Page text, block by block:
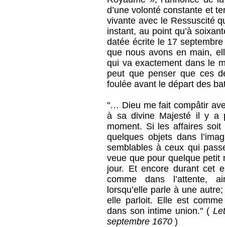
d’une volonté constante et
vivante avec le Ressuscité
instant, au point qu’à
datée écrite le 17
que nous avons en main,
qui va exactement dans le
peut que penser que ces
foulée avant le départ des
"… Dieu me fait compâtir
à sa divine Majesté il y a
moment. Si les affaires soit
quelques objets dans
semblables à ceux qui
veue que pour quelque petit
jour. Et encore durant cet
comme dans l’attente,
lorsqu’elle parle à une
elle parloit. Elle est
dans son intime union." (
septembre 1670 )